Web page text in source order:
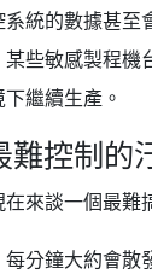
統的數據甚至
些敏感製程機
繼續生產。
難控制的
在來談一個最
分鐘大約會散